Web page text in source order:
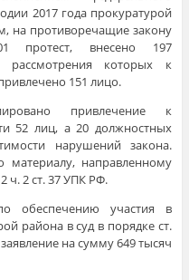
2017 года прокуратурой
на противоречащие закону
протест, внесено 197
рассмотрения которых к
151 лицо.
привлечение к
52 лиц, а 20 должностных
нарушений закона.
материалу, направленному
ч. 2 ст. 37 УПК РФ.
обеспечению участия в
района в суд в порядке ст.
на сумму 649 тысяч